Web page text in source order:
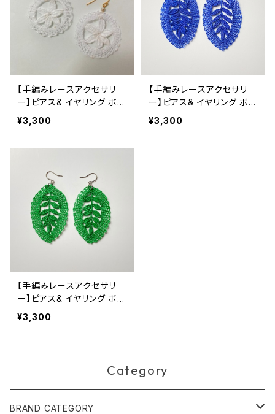
【手編みレースアクセサリ
ー】ピアス& イヤリング ボビ
ンレース フラワー
¥3,300
【手編みレースアクセサリ
ー】ピアス& イヤリング ボビ
ンレース リーフ
¥3,300
【手編みレースアクセサリ
ー】ピアス& イヤリング ボビ
ンレース リーフ グリーン
¥3,300
Category
BRAND CATEGORY